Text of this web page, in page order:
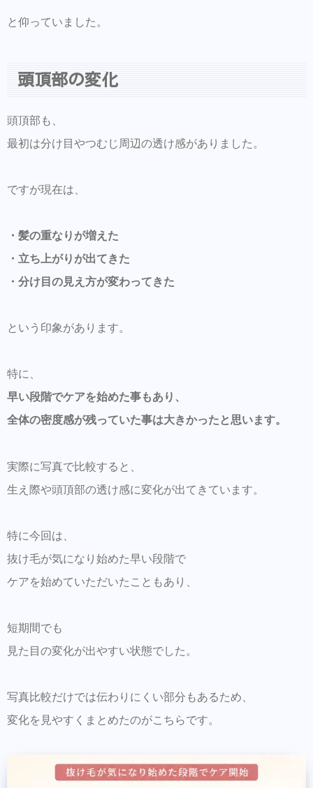
と仰っていました。
頭頂部の変化
頭頂部も、
最初は分け目やつむじ周辺の透け感がありました。
ですが現在は、
・髪の重なりが増えた
・立ち上がりが出てきた
・分け目の見え方が変わってきた
という印象があります。
特に、
早い段階でケアを始めた事もあり、
全体の密度感が残っていた事は大きかったと思います。
実際に写真で比較すると、
生え際や頭頂部の透け感に変化が出てきています。
特に今回は、
抜け毛が気になり始めた早い段階で
ケアを始めていただいたこともあり、
短期間でも
見た目の変化が出やすい状態でした。
写真比較だけでは伝わりにくい部分もあるため、
変化を見やすくまとめたのがこちらです。